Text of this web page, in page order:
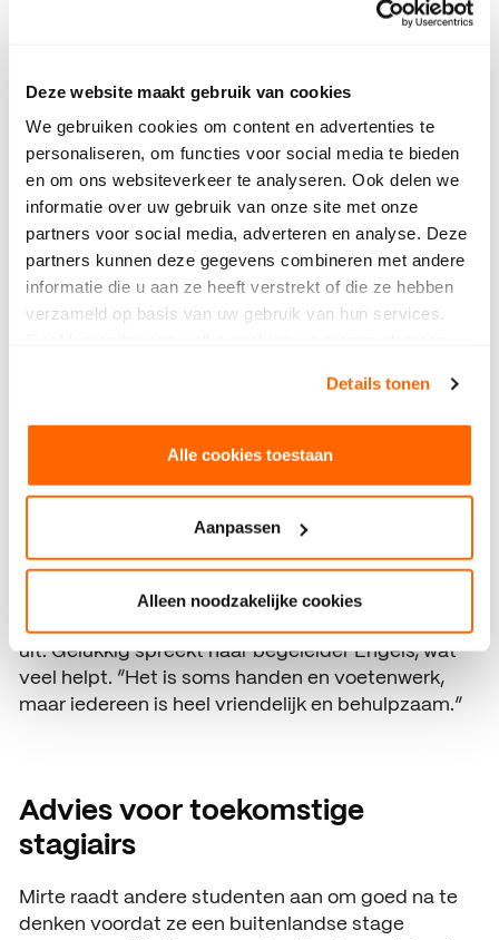
Deze website maakt gebruik van cookies
We gebruiken cookies om content en advertenties te
personaliseren, om functies voor social media te bieden
en om ons websiteverkeer te analyseren. Ook delen we
informatie over uw gebruik van onze site met onze
partners voor social media, adverteren en analyse. Deze
partners kunnen deze gegevens combineren met andere
informatie die u aan ze heeft verstrekt of die ze hebben
verzameld op basis van uw gebruik van hun services.
Details tonen
Alle cookies toestaan
Aanpassen
Alleen noodzakelijke cookies
fascinerend. Bij restauratie van glas in lood ligt
Uitdagingen en leermomenten
De grootste uitdaging voor Mirte is het weg zijn
van huis. “De werkzaamheden zijn vergelijkbaar
naar huis om je verhaal te doen, je bent echt op
haar veel over zelfstandigheid. “Ik ben gewend dat
alles zelf doen. Dat is soms moeilijk, maar ook heel
Ook de communicatie kan soms een uitdaging zijn.
“De meeste collega’s spreken alleen Catalaans,
terwijl ik slechts een paar woorden ken,” legt Mirte
uit. Gelukkig spreekt haar begeleider Engels, wat
veel helpt. “Het is soms handen en voetenwerk,
maar iedereen is heel vriendelijk en behulpzaam.”
Advies voor toekomstige
stagiairs
Mirte raadt andere studenten aan om goed na te
denken voordat ze een buitenlandse stage